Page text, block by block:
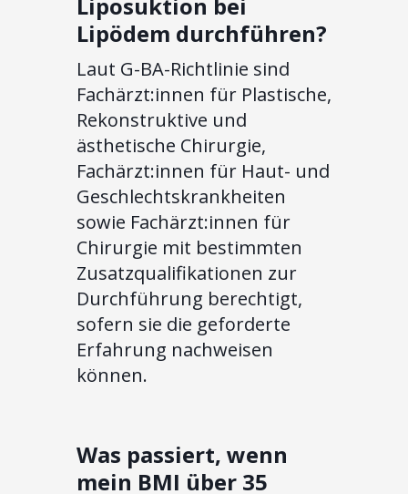
Lipödem durchführen?
Laut G-BA-Richtlinie sind
Fachärzt:innen für Plastische,
Rekonstruktive und
ästhetische Chirurgie,
Fachärzt:innen für Haut- und
Geschlechtskrankheiten
sowie Fachärzt:innen für
Chirurgie mit bestimmten
Zusatzqualifikationen zur
Durchführung berechtigt,
sofern sie die geforderte
Erfahrung nachweisen
können.
Was passiert, wenn
mein BMI über 35